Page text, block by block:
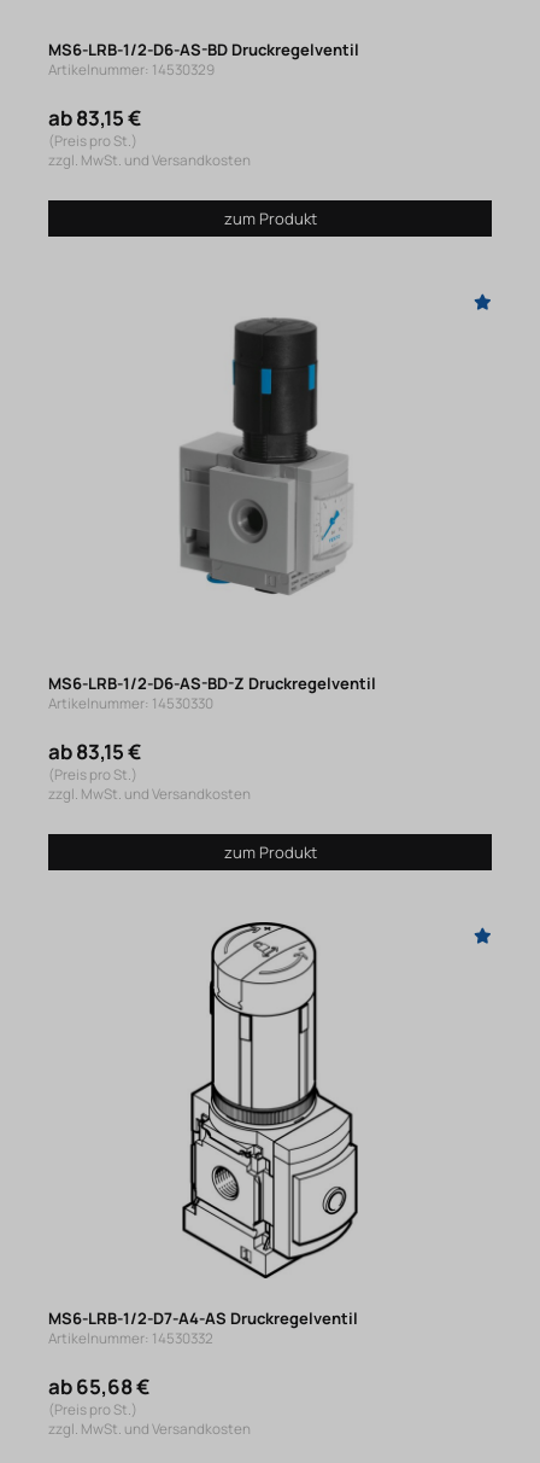
MS6-LRB-1/2-D6-AS-BD Druckregelventil
Artikelnummer: 14530329
ab 83,15 €
(Preis pro St.)
zzgl. MwSt. und Versandkosten
zum Produkt
MS6-LRB-1/2-D6-AS-BD-Z Druckregelventil
Artikelnummer: 14530330
ab 83,15 €
(Preis pro St.)
zzgl. MwSt. und Versandkosten
zum Produkt
MS6-LRB-1/2-D7-A4-AS Druckregelventil
Artikelnummer: 14530332
ab 65,68 €
(Preis pro St.)
zzgl. MwSt. und Versandkosten